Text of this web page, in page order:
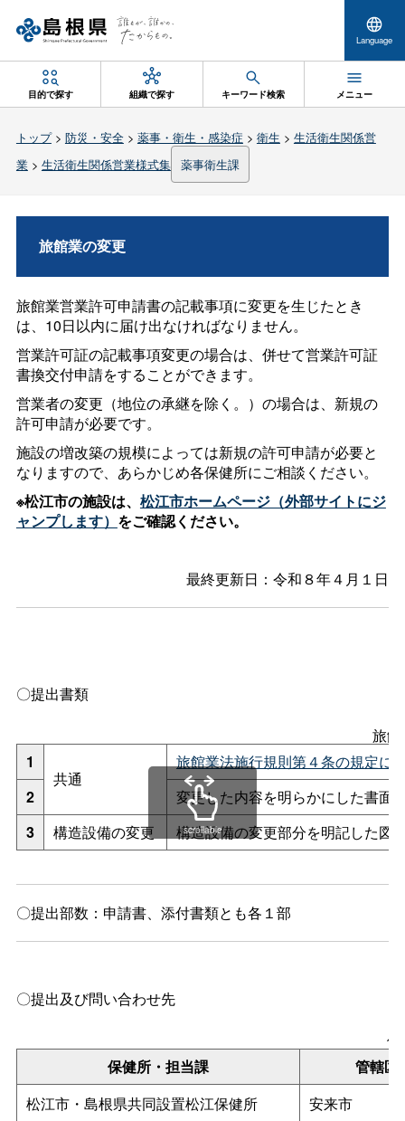
Language
目的で探す 組織で探す キーワード検索 メニュー
トップ> 防災・安全> 薬事・衛生・感染症 > 衛生 > 生活衛生関係営
業> 生活衛生関係営業様式集 薬事衛生課
旅館業の変更
旅館業営業許可申請書の記載事項に変更を生じたとき
は、10日以内に届け出なければなりません。
営業許可証の記載事項変更の場合は、併せて営業許可証
書換交付申請をすることができます。
営業者の変更（地位の承継を除く。）の場合は、新規の
許可申請が必要です。
施設の増改築の規模によっては新規の許可申請が必要と
なりますので、あらかじめ各保健所にご相談ください。
※松江市の施設は、 松江市ホームページ（外部サイトにジ
ャンプします） をご確認ください。
最終更新日：令和８年４月１日
〇提出書類
旅
1
共通
旅館業法施行規則第４条の規定に
2
変更した内容を明らかにした書面
3
構造設備の変更 構造設備の変更部分を明記した図
scrollable
〇提出部数：申請書、添付書類とも各１部
〇提出及び問い合わせ先
保
保健所・担当課
管轄区
松江市・島根県共同設置松江保健所
安来市